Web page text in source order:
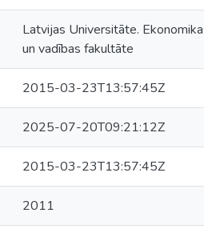
Latvijas Universitāte. Ekonomikas
un vadības fakultāte
2015-03-23T13:57:45Z
2025-07-20T09:21:12Z
2015-03-23T13:57:45Z
2011